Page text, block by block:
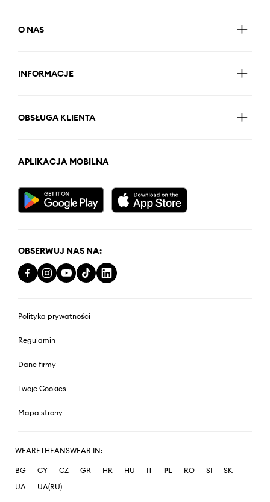
O NAS
INFORMACJE
OBSŁUGA KLIENTA
APLIKACJA MOBILNA
OBSERWUJ NAS NA:
Polityka prywatności
Regulamin
Dane firmy
Twoje Cookies
Mapa strony
WEARETHEANSWEAR IN:
BG CY CZ GR HR HU IT PL RO SI
SK
UA
UA(RU)